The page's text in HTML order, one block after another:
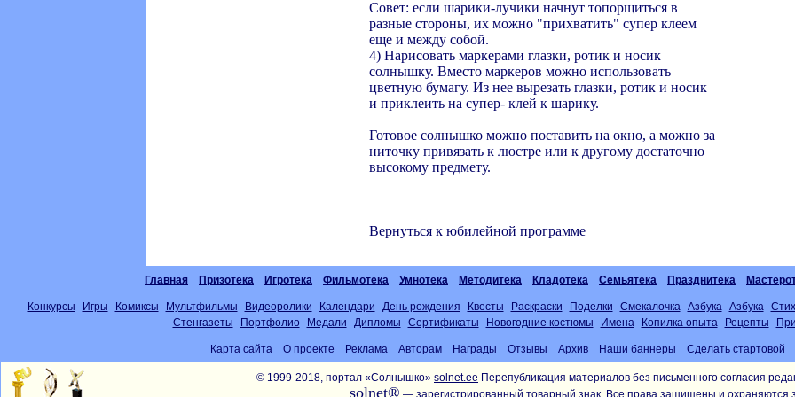
Совет: если шарики-лучики начнут топорщиться в
разные стороны, их можно "прихватить" супер клеем
еще и между собой.
4) Нарисовать маркерами глазки, ротик и носик
солнышку. Вместо маркеров можно использовать
цветную бумагу. Из нее вырезать глазки, ротик и носик
и приклеить на супер- клей к шарику.
Готовое солнышко можно поставить на окно, а можно за
ниточку привязать к люстре или к другому достаточно
высокому предмету.
Вернуться к юбилейной программе
Главная Призотека Игротека Фильмотека Умнотека Методитека Кладотека Семьятека Празднитека
Конкурсы Игры Комиксы Мультфильмы Видеоролики Календари День рождения Квесты Раскраски Поделки Смекалочка Азбука Азбука
Стенгазеты
Портфолио Медали Дипломы Сертификаты Новогодние костюмы Имена Копилка опыта Рецепты
Карта сайта О проекте Реклама Авторам Награды Отзывы Архив Наши баннеры Сделать стартовой
© 1999-2018, портал «Солнышко» solnet.ee Перепубликация материалов без письменного согласия
solnet® — зарегистрированный товарный знак. Все права защищены и охраняются